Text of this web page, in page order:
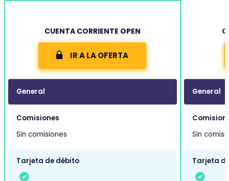
CUENTA CORRIENTE OPEN
IR A LA OFERTA
General General
Comisiones
Sin comisiones
Sin
Tarjeta de débito Tarjeta